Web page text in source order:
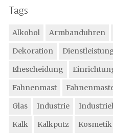
Tags
Alkohol Armbanduhren
Dekoration
Ehescheidung
Fahnenmast
Glas
Industrie
Kalk
Kalkputz Kosmetik